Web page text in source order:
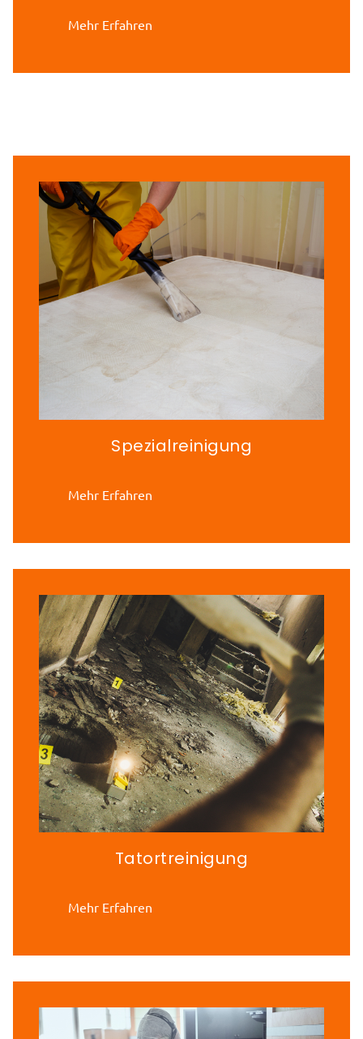
Mehr Erfahren
Spezialreinigung
Mehr Erfahren
Tatortreinigung
Mehr Erfahren